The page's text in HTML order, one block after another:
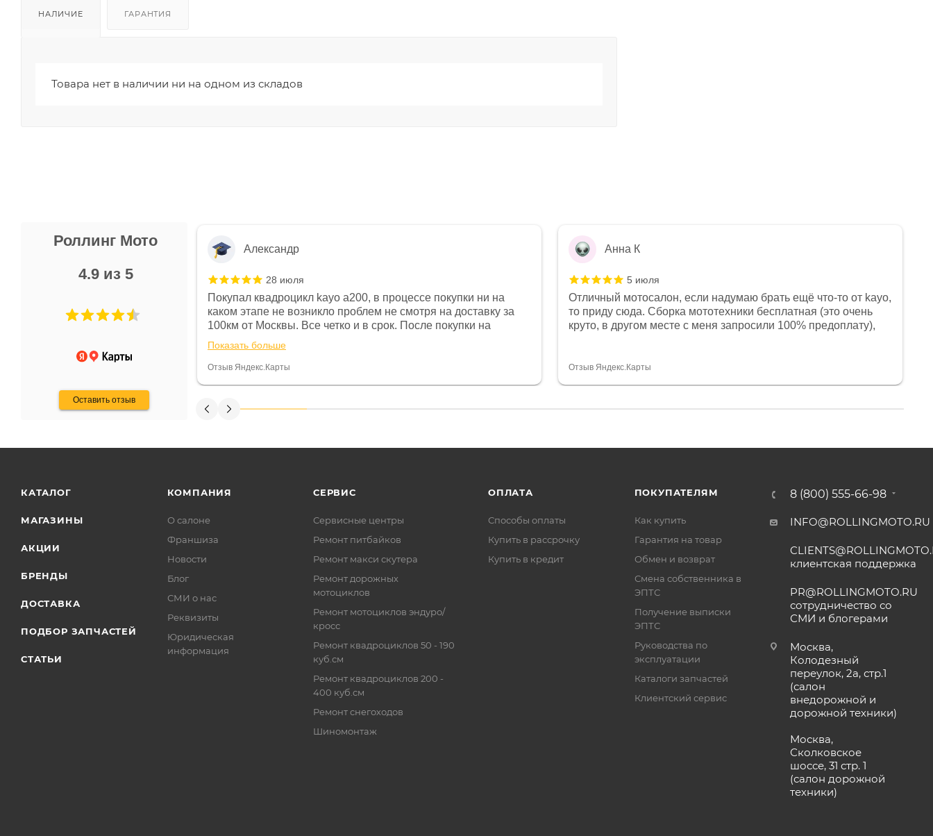
НАЛИЧИЕ ГАРАНТИЯ
Товара нет в наличии ни на одном из складов
Роллинг Мото
4.9 из 5
Оставить отзыв
Не понравились условия
и дают только на год)
Александр
28 июля
Покупал квадроцикл kayo a200, в процессе покупки ни на
каком этапе не возникло проблем не смотря на доставку за
100км от Москвы. Все четко и в срок. После покупки на
спидометре всегда был 0, при этом представители магазина
постоянно были на связи и в итоге проблема была решена.
Считаю, что это говорит о небезразличии к клиенту после
Показать больше
Отзыв Яндекс.Карты
Анна К
5 июля
Отличный мотосалон, если надумаю брать ещё что-то от kayo,
то приду сюда. Сборка мототехники бесплатная (это очень
круто, в другом месте с меня запросили 100% предоплату),
спасибо отдельное, всегда на связи, очень детально всё
Отзыв Яндекс.Карты
КАТАЛОГ
МАГАЗИНЫ
АКЦИИ
БРЕНДЫ
ДОСТАВКА
ПОДБОР ЗАПЧАСТЕЙ
СТАТЬИ
КОМПАНИЯ
О салоне
Франшиза
Новости
Блог
СМИ о нас
Реквизиты
Юридическая
информация
СЕРВИС
Сервисные центры
Ремонт питбайков
Ремонт макси скутера
Ремонт дорожных
мотоциклов
Ремонт мотоциклов эндуро/
кросс
Ремонт квадроциклов 50 - 190
куб.см
Ремонт квадроциклов 200 -
400 куб.см
Ремонт снегоходов
Шиномонтаж
ОПЛАТА
Способы оплаты
Купить в рассрочку
Купить в кредит
ПОКУПАТЕЛЯМ
Как купить
Гарантия на товар
Обмен и возврат
Смена собственника в
ЭПТС
Получение выписки
ЭПТС
Руководства по
эксплуатации
Каталоги запчастей
Клиентский сервис
8 (800) 555-66-98
INFO@ROLLINGMOTO.RU
клиентская поддержка
PR@ROLLINGMOTO.RU
сотрудничество со
СМИ и блогерами
Москва,
Колодезный
переулок, 2а, стр.1
(салон
внедорожной и
дорожной техники)
Москва,
Сколковское
шоссе, 31 стр. 1
(салон дорожной
техники)